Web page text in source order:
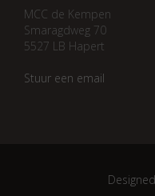
MCC de Kempen
Smaragdweg 70
5527 LB Hapert
Stuur een email